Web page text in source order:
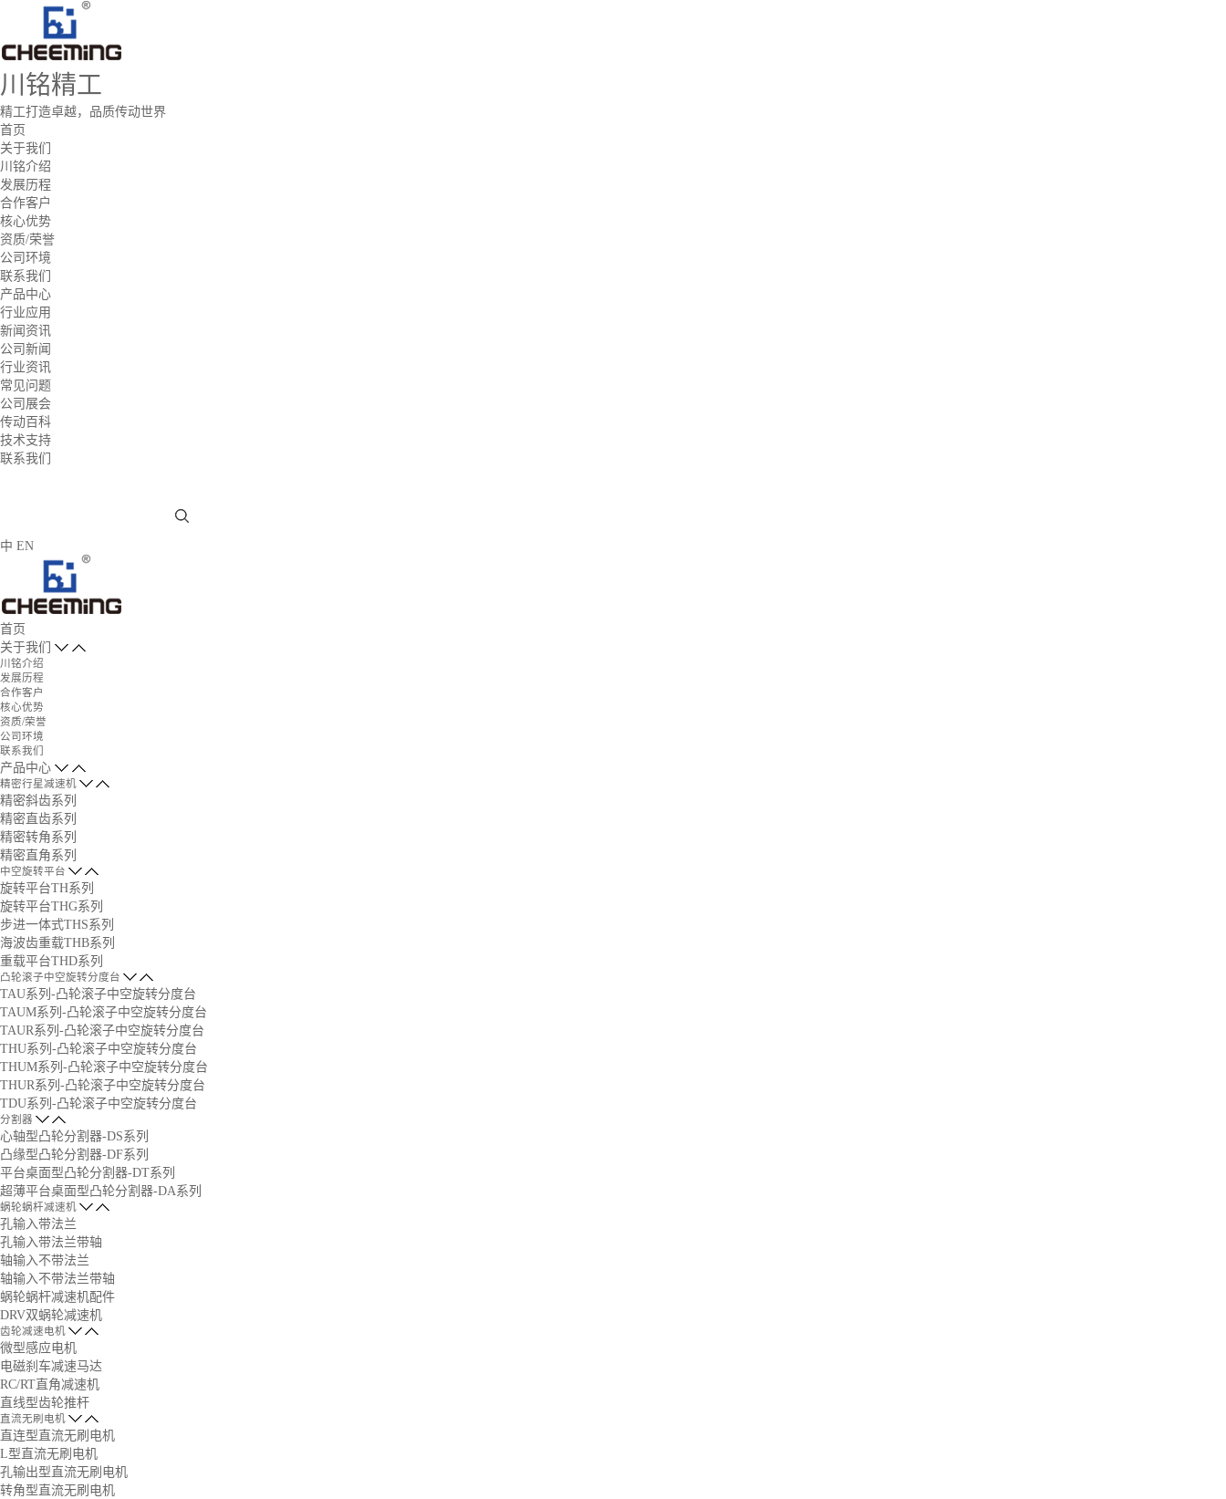
川铭精工
精工打造卓越，品质传动世界
首页
关于我们
川铭介绍
发展历程
合作客户
核心优势
资质/荣誉
公司环境
联系我们
产品中心
行业应用
新闻资讯
公司新闻
行业资讯
常见问题
公司展会
传动百科
技术支持
联系我们
中 EN
首页
关于我们
川铭介绍
发展历程
合作客户
核心优势
资质/荣誉
公司环境
联系我们
产品中心
精密行星减速机
精密斜齿系列
精密直齿系列
精密转角系列
精密直角系列
中空旋转平台
旋转平台TH系列
旋转平台THG系列
步进一体式THS系列
海波齿重载THB系列
重载平台THD系列
凸轮滚子中空旋转分度台
TAU系列-凸轮滚子中空旋转分度台
TAUM系列-凸轮滚子中空旋转分度台
TAUR系列-凸轮滚子中空旋转分度台
THU系列-凸轮滚子中空旋转分度台
THUM系列-凸轮滚子中空旋转分度台
THUR系列-凸轮滚子中空旋转分度台
TDU系列-凸轮滚子中空旋转分度台
分割器
心轴型凸轮分割器-DS系列
凸缘型凸轮分割器-DF系列
平台桌面型凸轮分割器-DT系列
超薄平台桌面型凸轮分割器-DA系列
蜗轮蜗杆减速机
孔输入带法兰
孔输入带法兰带轴
轴输入不带法兰
轴输入不带法兰带轴
蜗轮蜗杆减速机配件
DRV双蜗轮减速机
齿轮减速电机
微型感应电机
电磁刹车减速马达
RC/RT直角减速机
直线型齿轮推杆
直流无刷电机
直连型直流无刷电机
L型直流无刷电机
孔输出型直流无刷电机
转角型直流无刷电机